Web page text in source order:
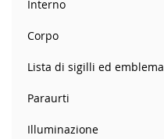
Interno
Corpo
Lista di sigilli ed emblema
Paraurti
Illuminazione